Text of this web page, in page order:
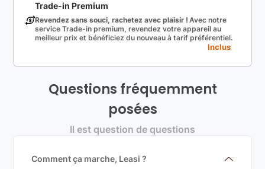
Trade-in Premium
Revendez sans souci, rachetez avec plaisir ! Avec notre
service Trade-in premium, revendez votre appareil au
meilleur prix et bénéficiez du nouveau à tarif préférentiel.
Inclus
Questions fréquemment
posées
Il est question de questions
Comment ça marche, Leasi ?